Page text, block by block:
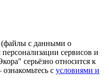
с данными о
сервисов и
серьёзно относится к
с условиями и